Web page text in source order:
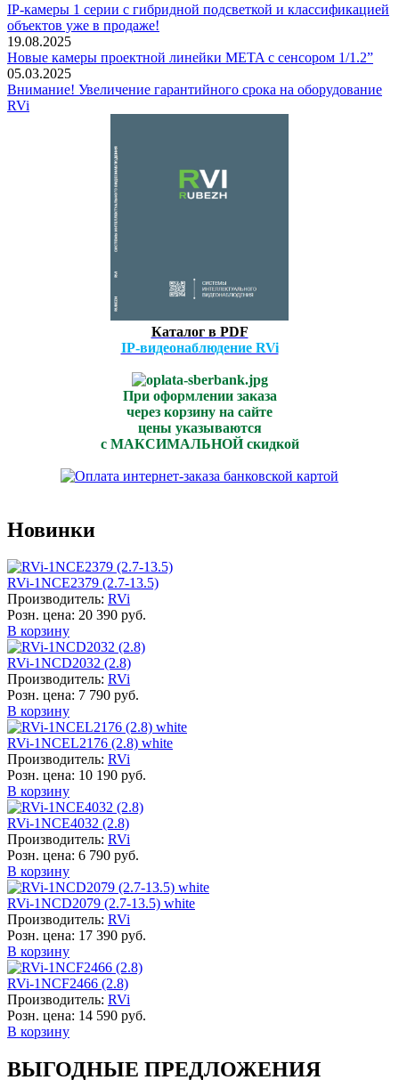
IP-камеры 1 серии с гибридной подсветкой и классификацией
объектов уже в продаже!
19.08.2025
Новые камеры проектной линейки META с сенсором 1/1.2”
05.03.2025
Внимание! Увеличение гарантийного срока на оборудование
RVi
Каталог в PDF
IP-видеонаблюдение RVi
При оформлении заказа
через корзину на сайте
цены указываются
с МАКСИМАЛЬНОЙ скидкой
Новинки
RVi-1NCE2379 (2.7-13.5)
Производитель: RVi
Розн. цена: 20 390 руб.
В корзину
RVi-1NCD2032 (2.8)
Производитель: RVi
Розн. цена: 7 790 руб.
В корзину
RVi-1NCEL2176 (2.8) white
Производитель: RVi
Розн. цена: 10 190 руб.
В корзину
RVi-1NCE4032 (2.8)
Производитель: RVi
Розн. цена: 6 790 руб.
В корзину
RVi-1NCD2079 (2.7-13.5) white
Производитель: RVi
Розн. цена: 17 390 руб.
В корзину
RVi-1NCF2466 (2.8)
Производитель: RVi
Розн. цена: 14 590 руб.
В корзину
ВЫГОДНЫЕ ПРЕДЛОЖЕНИЯ